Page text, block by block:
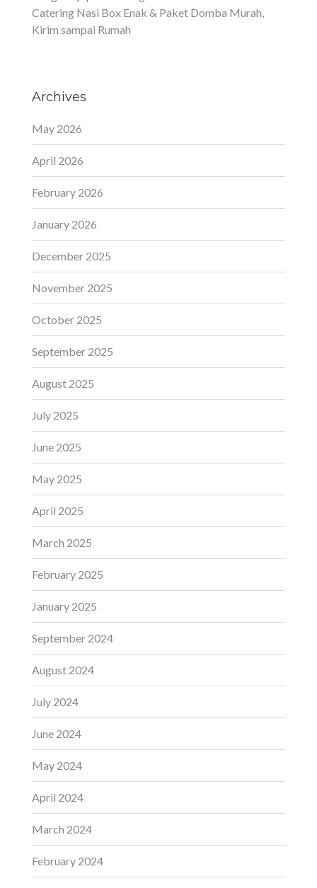
Catering Nasi Box Enak & Paket Domba Murah,
Kirim sampai Rumah
Archives
May 2026
April 2026
February 2026
January 2026
December 2025
November 2025
October 2025
September 2025
August 2025
July 2025
June 2025
May 2025
April 2025
March 2025
February 2025
January 2025
September 2024
August 2024
July 2024
June 2024
May 2024
April 2024
March 2024
February 2024